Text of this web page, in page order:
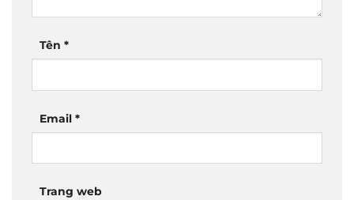
Tên *
Email *
Trang web